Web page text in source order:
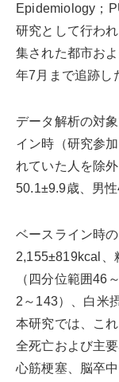
Epidemiology；
研究として行わ
集された都市お
年7月まで追跡し
データ解析の対
イン時（研究参
れていた人を除
50.1±9.9歳、男性
ベースライン時
2,155±819kcal、
（四分位範囲46
2～143）、白米
本研究では、こ
全死亡および主
心筋梗塞、脳卒